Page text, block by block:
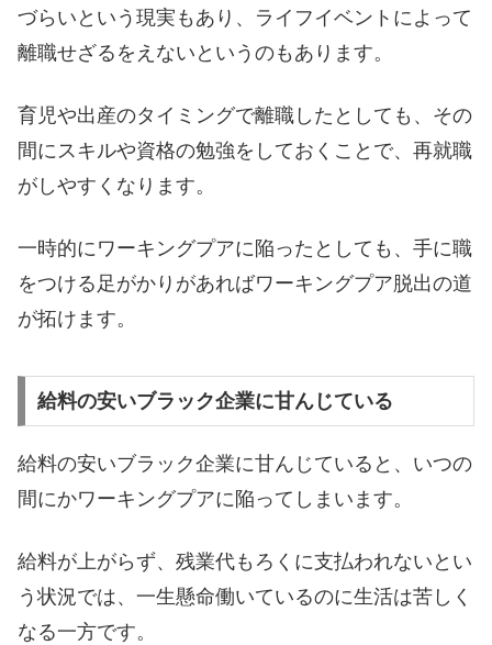
づらいという現実もあり、ライフイベントによって
離職せざるをえないというのもあります。
育児や出産のタイミングで離職したとしても、その
間にスキルや資格の勉強をしておくことで、再就職
がしやすくなります。
一時的にワーキングプアに陥ったとしても、手に職
をつける足がかりがあればワーキングプア脱出の道
が拓けます。
給料の安いブラック企業に甘んじている
給料の安いブラック企業に甘んじていると、いつの
間にかワーキングプアに陥ってしまいます。
給料が上がらず、残業代もろくに支払われないとい
う状況では、一生懸命働いているのに生活は苦しく
なる一方です。